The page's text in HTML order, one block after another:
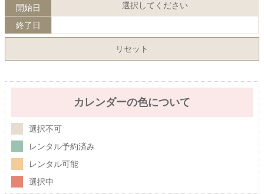
開始日 選択してください
終了日
リセット
カレンダーの色について
選択不可
レンタル予約済み
レンタル可能
選択中